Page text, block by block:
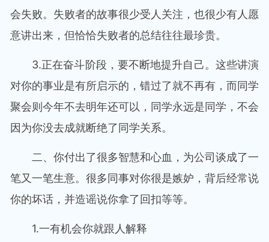
会失败。失败者的故事很少受人关注，也很少有人愿
意讲出来，但恰恰失败者的总结往往最珍贵。
3.正在奋斗阶段，要不断地提升自己。这些讲演
对你的事业是有所启示的，错过了就不再有，而同学
聚会则今年不去明年还可以，同学永远是同学，不会
因为你没去成就断绝了同学关系。
二、你付出了很多智慧和心血，为公司谈成了一
笔又一笔生意。很多同事对你很是嫉妒，背后经常说
你的坏话，并造谣说你拿了回扣等等。
1.一有机会你就跟人解释